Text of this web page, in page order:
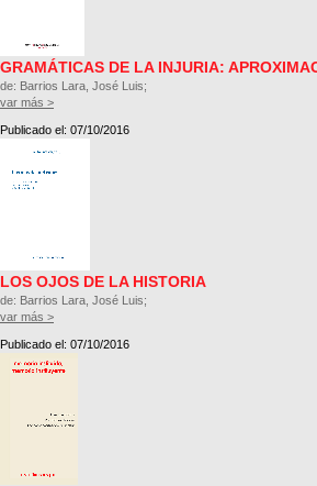
GRAMÁTICAS DE LA INJURIA:
de: Barrios Lara, José Luis;
var más >
Publicado el: 07/10/2016
LOS OJOS DE LA HISTORIA
de: Barrios Lara, José Luis;
var más >
Publicado el: 07/10/2016